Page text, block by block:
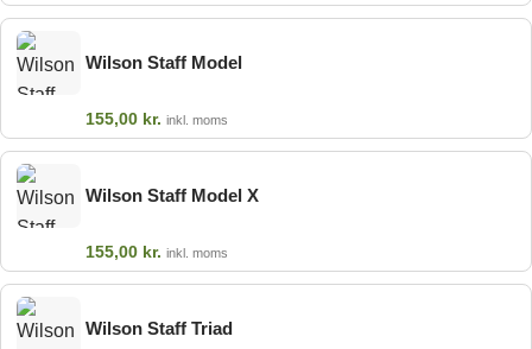
Wilson Staff Model
155,00 kr. inkl. moms
Wilson Staff Model X
155,00 kr. inkl. moms
Wilson Staff Triad